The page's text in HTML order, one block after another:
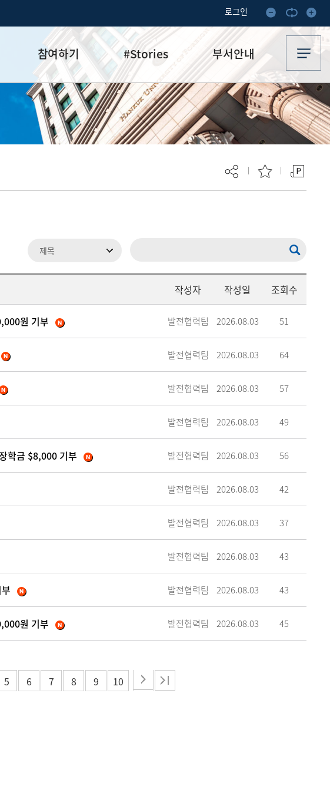
로그인
참여하기
참여방법
기부하기
잠재기부자 추천
#Stories
기부·수혜스토리
기금소식
이달의 기부자
부서안내
업무안내
오시는 길
작성자 작성일 조회수
원 기부 발전협력팀 2026.08.03 51
발전협력팀 2026.08.03 64
발전협력팀 2026.08.03 57
발전협력팀 2026.08.03 49
학금 $8,000 기부 발전협력팀 2026.08.03 56
발전협력팀 2026.08.03 42
발전협력팀 2026.08.03 37
발전협력팀 2026.08.03 43
발전협력팀 2026.08.03 43
원 기부 발전협력팀 2026.08.03 45
5 6 7 8 9 10